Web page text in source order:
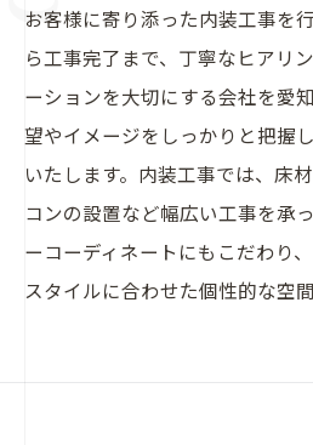
お客様に寄り添った内装工事を
ら工事完了まで、丁寧なヒアリ
ーションを大切にする会社を愛
望やイメージをしっかりと把握
いたします。内装工事では、床
コンの設置など幅広い工事を承
ーコーディネートにもこだわり
スタイルに合わせた個性的な空